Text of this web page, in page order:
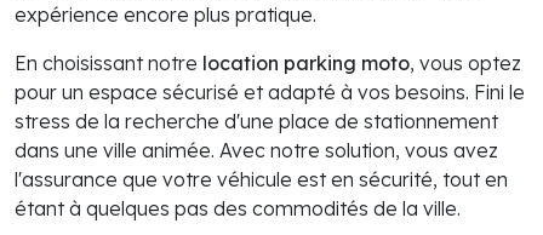
expérience encore plus pratique.
En choisissant notre location parking moto, vous optez
pour un espace sécurisé et adapté à vos besoins. Fini le
stress de la recherche d'une place de stationnement
dans une ville animée. Avec notre solution, vous avez
l'assurance que votre véhicule est en sécurité, tout en
étant à quelques pas des commodités de la ville.